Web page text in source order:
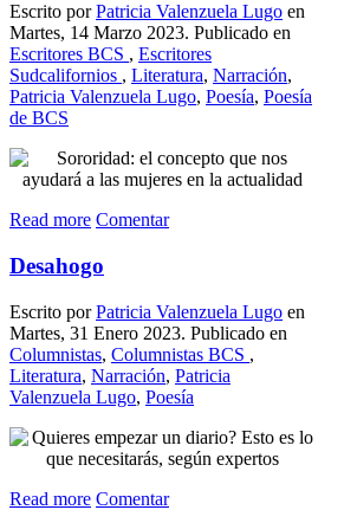
Escrito porPatricia Valenzuela Lugo en
Martes, 14 Marzo 2023. Publicado en
Escritores BCS , Escritores
Sudcalifornios , Literatura, Narración,
Patricia Valenzuela Lugo, Poesía, Poesía
de BCS
Read more Comentar
Desahogo
Escrito porPatricia Valenzuela Lugo en
Martes, 31 Enero 2023. Publicado en
Columnistas, Columnistas BCS ,
Literatura, Narración, Patricia
Valenzuela Lugo, Poesía
Read more Comentar